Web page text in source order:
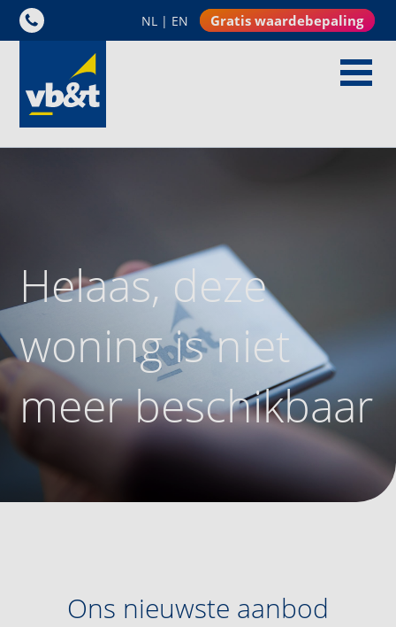
NL | EN Gratis waardebepaling
Helaas, deze
woning is niet
meer beschikbaar
Ons nieuwste aanbod